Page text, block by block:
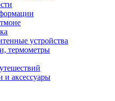
устройства
термометры
и аксессуары